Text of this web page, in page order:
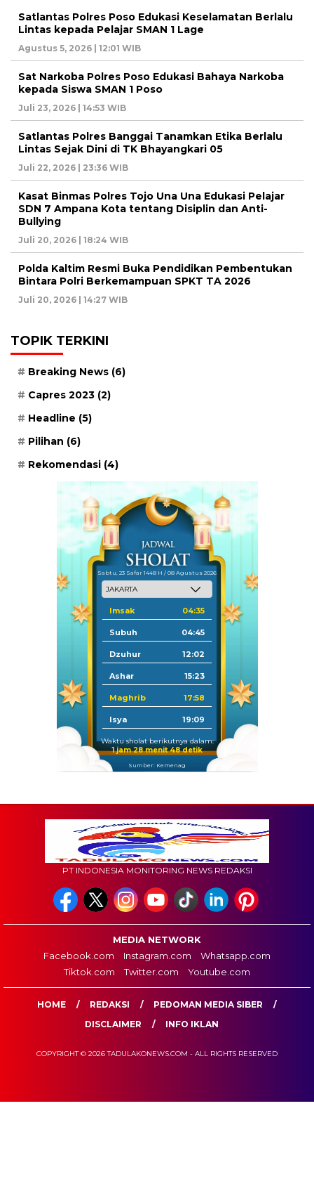
Satlantas Polres Poso Edukasi Keselamatan Berlalu
Lintas kepada Pelajar SMAN 1 Lage
Agustus 5, 2026 | 12:01 WIB
Sat Narkoba Polres Poso Edukasi Bahaya Narkoba
kepada Siswa SMAN 1 Poso
Juli 23, 2026 | 14:53 WIB
Satlantas Polres Banggai Tanamkan Etika Berlalu
Lintas Sejak Dini di TK Bhayangkari 05
Juli 22, 2026 | 23:36 WIB
Kasat Binmas Polres Tojo Una Una Edukasi Pelajar
SDN 7 Ampana Kota tentang Disiplin dan Anti-
Bullying
Juli 20, 2026 | 18:24 WIB
Polda Kaltim Resmi Buka Pendidikan Pembentukan
Bintara Polri Berkemampuan SPKT TA 2026
Juli 20, 2026 | 14:27 WIB
TOPIK TERKINI
Breaking News (6)
Capres 2023 (2)
Headline (5)
Pilihan (6)
Rekomendasi (4)
Sabtu, 23 Safar 1448 H / 08 Agustus 2026
Imsak 04:35
Subuh 04:45
Dzuhur 12:02
Ashar 15:23
Maghrib 17:58
Isya 19:09
Waktu sholat berikutnya dalam:
1 jam 28 menit 47 detik
Sumber: Kemenag
PT INDONESIA MONITORING NEWS REDAKSI
MEDIA NETWORK
Facebook.com
Instagram.com
Whatsapp.com
Tiktok.com
Twitter.com Youtube.com
HOME REDAKSI
PEDOMAN MEDIA SIBER
DISCLAIMER
INFO IKLAN
COPYRIGHT © 2026 TADULAKONEWS.COM - ALL RIGHTS RESERVED